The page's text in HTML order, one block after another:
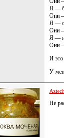
Я —
Они —
Я —
Они —
Я — и
Они —
И это
У
Aztech
Не